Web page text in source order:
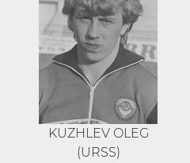
KUZHLEV OLEG
(URSS)